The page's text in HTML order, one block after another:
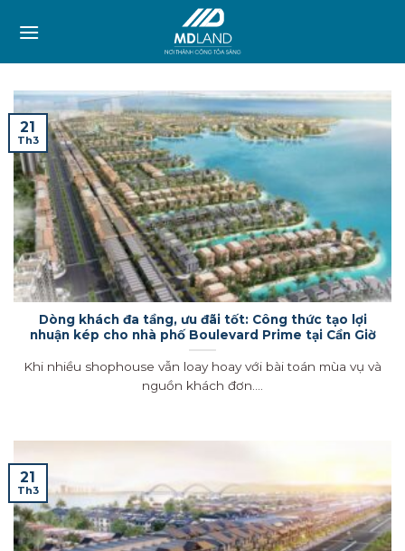
Dòng khách đa tầng, ưu đãi tốt: Công thức tạo lợi
nhuận kép cho nhà phố Boulevard Prime tại Cần Giờ
Khi nhiều shophouse vẫn loay hoay với bài toán mùa vụ và
nguồn khách đơn....
21
Th3
21
Th3